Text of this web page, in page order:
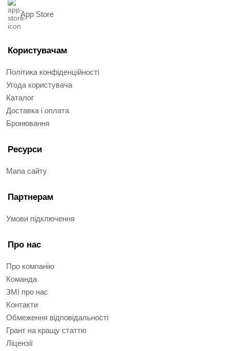
App Store
Користувачам
Політика конфіденційності
Угода користувача
Каталог
Доставка і оплата
Бронювання
Ресурси
Мапа сайту
Партнерам
Умови підключення
Про нас
Про компанію
Команда
ЗМІ про нас
Контакти
Обмеження відповідальності
Грант на кращу статтю
Ліцензії